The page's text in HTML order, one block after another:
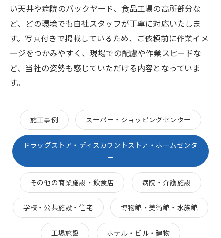
い天井や病院のバックヤード、食品工場の高所部分な
ど、どの環境でも自社スタッフが丁寧に対応いたしま
す。写真付きで掲載しているため、ご依頼前に作業イメ
ージをつかみやすく、現場での配慮や作業スピードな
ど、当社の姿勢も感じていただける内容となっていま
す。
施工事例 スーパー・ショッピングセンター
ドラッグストア・ディスカウントストア・ホームセンタ
ー
その他の商業施設・飲食店 病院・介護施設
学校・公共施設・住宅 博物館・美術館・水族館
工場施設 ホテル・ビル・建物